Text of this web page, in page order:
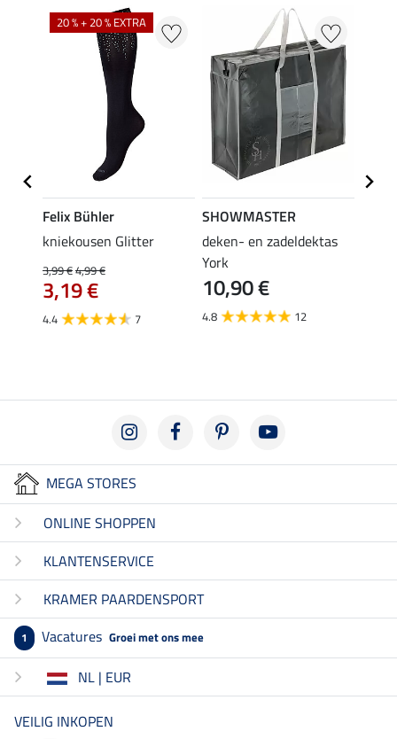
20 % + 20 % EXTRA
Felix Bühler
kniekousen Glitter
3,99 €4,99 €
3,19 €
4.4 7
SHOWMASTER
deken- en zadeldektas
York
10,90 €
4.8 12
MEGA STORES
ONLINE SHOPPEN
KLANTENSERVICE
KRAMER PAARDENSPORT
1 Vacatures Groei met ons mee
NL | EUR
VEILIG INKOPEN